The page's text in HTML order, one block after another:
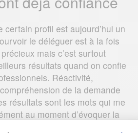
certain profil est aujourd’hui un
le déléguer est à la fois
mais c’est surtout
résultats quand on confie
Réactivité,
de la demande
résultats sont les mots qui me
au moment d’évoquer la
People Recruitment.